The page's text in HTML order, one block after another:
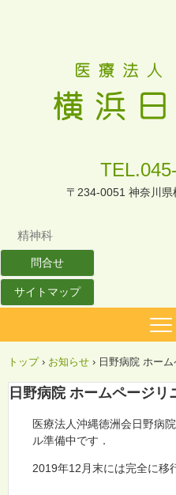
〒234-0051 神奈川
精神科
問合せ
サイトマップ
トップ › お知らせ › 日野病院 ホー
日野病院 ホームページリ
医療法人沖縄徳洲会日野病
ル準備中です．
2019年12月末には完全に移